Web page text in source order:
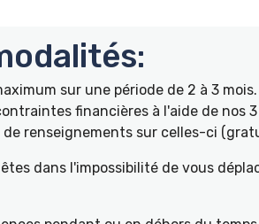
sur une période de 2 à 3
financières à l'aide de nos 3
renseignements sur celles-ci
dans l'impossibilité de vous